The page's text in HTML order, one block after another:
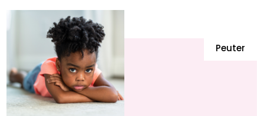
Peuter